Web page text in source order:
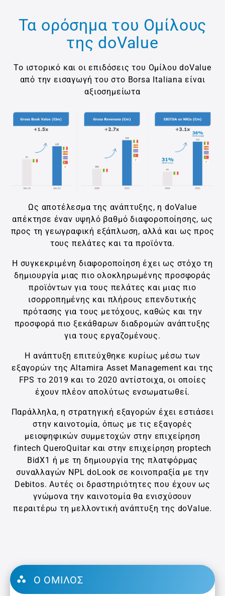
Τα ορόσημα του Ομίλους
της doValue
Το ιστορικό και οι επιδόσεις του Ομίλου doValue
από την εισαγωγή του στο Borsa Italiana είναι
αξιοσημείωτα
Ως αποτέλεσμα της ανάπτυξης, η doValue
απέκτησε έναν υψηλό βαθμό διαφοροποίησης, ως
προς τη γεωγραφική εξάπλωση, αλλά και ως προς
τους πελάτες και τα προϊόντα.
Η συγκεκριμένη διαφοροποίηση έχει ως στόχο τη
δημιουργία μιας πιο ολοκληρωμένης προσφοράς
προϊόντων για τους πελάτες και μιας πιο
ισορροπημένης και πλήρους επενδυτικής
πρότασης για τους μετόχους, καθώς και την
προσφορά πιο ξεκάθαρων διαδρομών ανάπτυξης
για τους εργαζομένους.
Η ανάπτυξη επιτεύχθηκε κυρίως μέσω των
εξαγορών της Altamira Asset Management και της
FPS το 2019 και το 2020 αντίστοιχα, οι οποίες
έχουν πλέον απολύτως ενσωματωθεί.
Παράλληλα, η στρατηγική εξαγορών έχει εστιάσει
στην καινοτομία, όπως με τις εξαγορές
μειοψηφικών συμμετοχών στην επιχείρηση
fintech QueroQuitar και στην επιχείρηση proptech
BidX1 ή με τη δημιουργία της πλατφόρμας
συναλλαγών NPL doLook σε κοινοπραξία με την
Debitos. Αυτές οι δραστηριότητες που έχουν ως
γνώμονα την καινοτομία θα ενισχύσουν
περαιτέρω τη μελλοντική ανάπτυξη της doValue.
O ΌΜΙΛΟΣ